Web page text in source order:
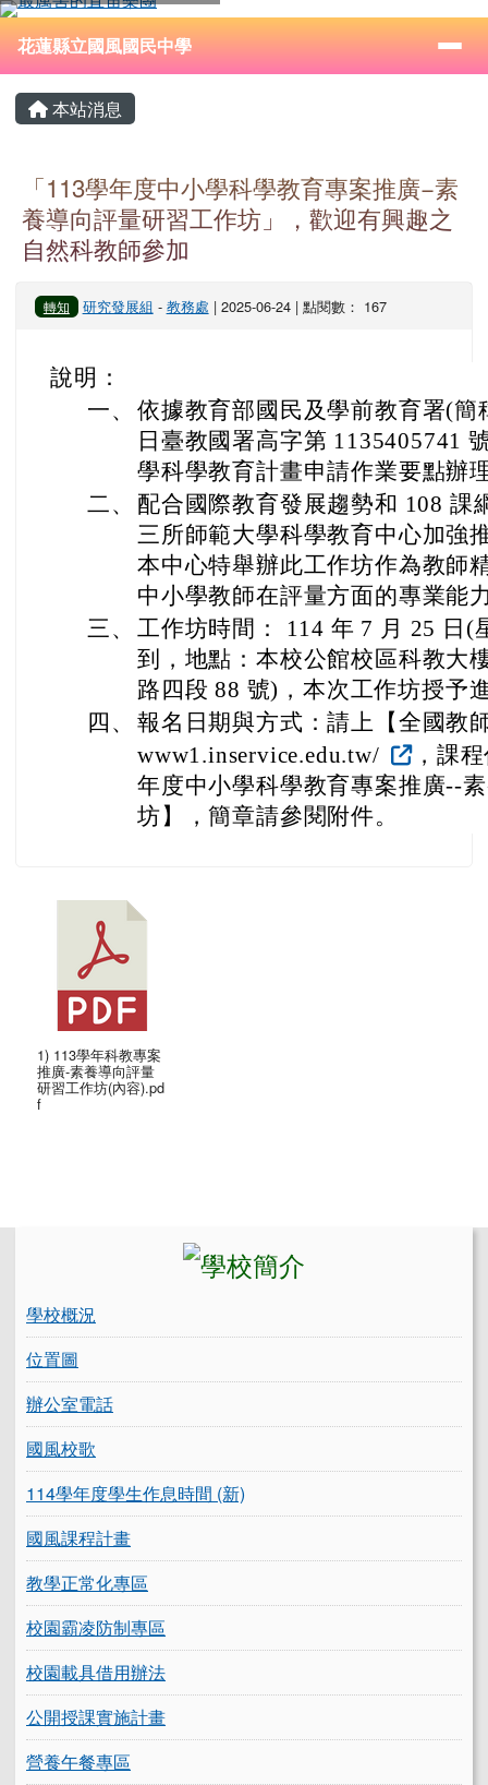
跳至主內容區
花蓮縣立國風國民中學
⏸
導覽列
花蓮縣立國風國民中學
主內容區域
本站消息
「113學年度中小學科學教育專案推廣−素
養導向評量研習工作坊」，歡迎有興趣之
自然科教師參加
轉知 研究發展組 - 教務處 | 2025-06-24 | 點閱數： 167
說明：
一、 依據教育部國民及學前教育署(簡
日臺教國署高字第 1135405741
學科學教育計畫申請作業要點辦
二、
配合國際教育發展趨勢和 108 課
三所師範大學科學教育中心加強
本中心特舉辦此工作坊作為教師
中小學教師在評量方面的專業能
三、 工作坊時間： 114 年 7 月 25 日(
到，地點：本校公館校區科教大
路四段 88 號)，本次工作坊授予
四、 報名日期與方式：請上【全國教
www1.inservice.edu.tw/
，課
年度中小學科學教育專案推廣--
坊】，簡章請參閱附件。
1) 113學年科教專案
推廣-素養導向評量
研習工作坊(內容).pd
f
學校概況
位置圖
辦公室電話
國風校歌
114學年度學生作息時間 (新)
國風課程計畫
教學正常化專區
校園霸凌防制專區
校園載具借用辦法
公開授課實施計畫
營養午餐專區
頁尾區域